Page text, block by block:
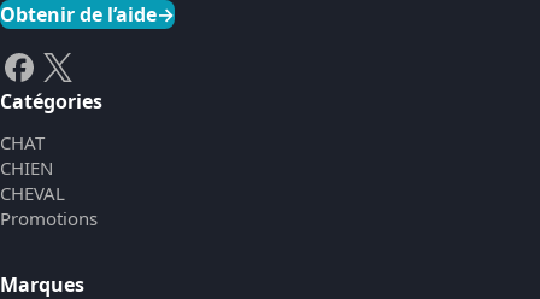
Obtenir de l’aide→
Catégories
CHAT
CHIEN
CHEVAL
Promotions
Marques